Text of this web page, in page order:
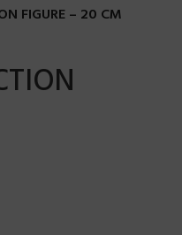
FIGURE – 20 CM